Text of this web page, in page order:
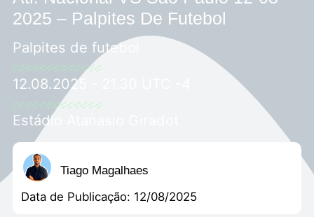
2025 – Palpites De Futebol
Palpites de futebol
12.08.2025 - 21.30 UTC -4
Estádio Atanasio Giradot
Tiago Magalhaes
Data de Publicação: 12/08/2025